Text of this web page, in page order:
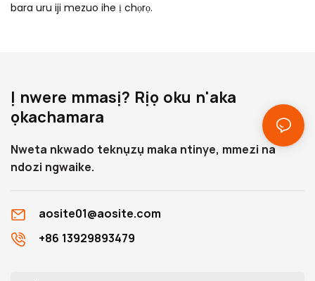
bara uru iji mezuo ihe ị chọrọ.
Ị nwere mmasị? Rịọ oku n'aka
ọkachamara
Nweta nkwado teknụzụ maka ntinye, mmezi na
ndozi ngwaike.
aosite01@aosite.com
+86 13929893479